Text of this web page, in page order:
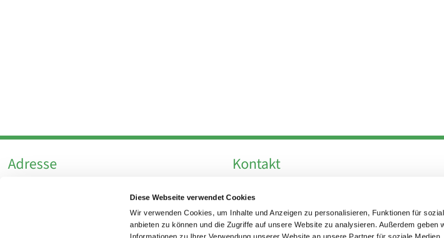
Diese Webseite verwendet Cookies
Wir verwenden Cookies, um Inhalte und Anzeigen zu personalisieren, Funktionen für
anbieten zu können und die Zugriffe auf unsere Website zu analysieren. Außerdem geben
Adresse
Hl. Theresa von Avila Berlin Nordost
Leitender Pfarrer - Norbert Pomplun
Kontakt
Fax +49 30 924 54 18
E-Mailinfo@theresa-von-avila-berlin.de